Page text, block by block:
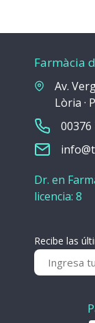
Farmàcia
Av.
Lòria ·
00376
Dr. en
licencia: 8
Recibe las